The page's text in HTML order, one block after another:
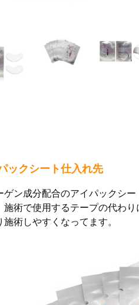
ックシート仕入れ先
ゲン成分配合のアイパックシ
施術で使用するテープの代わ
施術しやすくなってます。